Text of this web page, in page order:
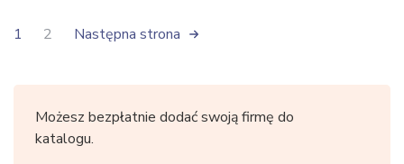
1 2 Następna strona
Możesz bezpłatnie dodać swoją firmę do
katalogu.